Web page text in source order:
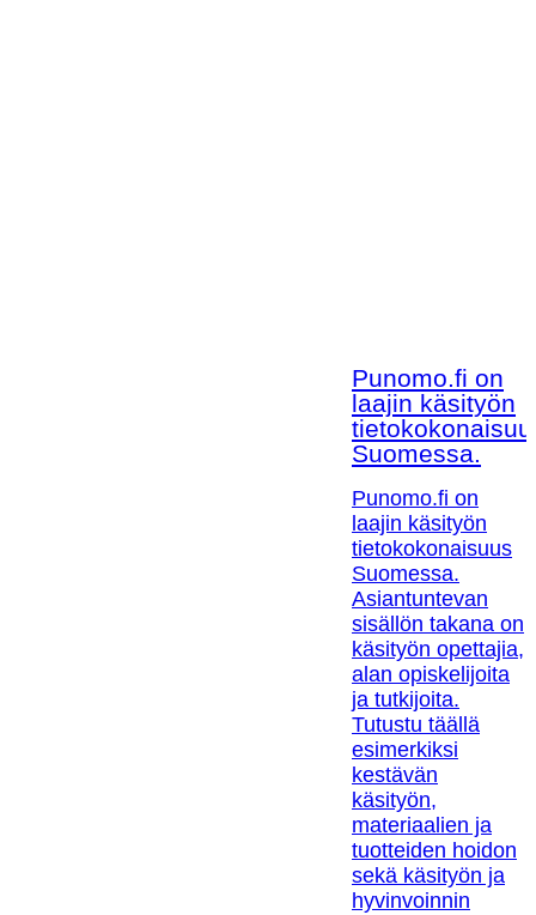
Punomo.fi on
laajin käsityön
Suomessa.
Punomo.fi on
laajin käsityön
tietokokonaisuus
Suomessa.
Asiantuntevan
sisällön takana on
käsityön opettajia,
alan opiskelijoita
ja tutkijoita.
Tutustu täällä
esimerkiksi
kestävän
käsityön,
materiaalien ja
tuotteiden hoidon
sekä käsityön ja
hyvinvoinnin